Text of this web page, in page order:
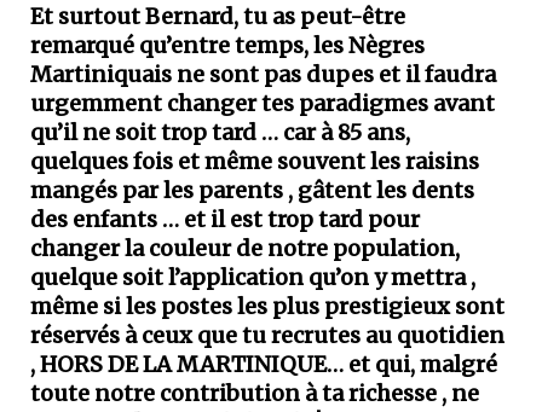
Et surtout Bernard, tu as peut-être
remarqué qu’entre temps, les Nègres
Martiniquais ne sont pas dupes et il faudra
urgemment changer tes paradigmes avant
qu’il ne soit trop tard … car à 85 ans,
quelques fois et même souvent les raisins
mangés par les parents , gâtent les dents
des enfants … et il est trop tard pour
changer la couleur de notre population,
quelque soit l’application qu’on y mettra ,
même si les postes les plus prestigieux sont
réservés à ceux que tu recrutes au quotidien
,HORS DE LA MARTINIQUE… et qui, malgré
toute notre contribution à ta richesse , ne